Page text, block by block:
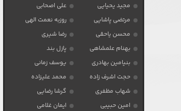
مجید یحیایی
علی اصحابی
مرتضی پاشایی
روزبه نعمت الهی
محسن یاحقی
رضا شیری
بهنام علمشاهی
پازل بند
بنیامین بهادری
یوسف زمانی
حجت اشرف زاده
محمد علیزاده
شهاب مظفری
گرشا رضایی
امین حبیبی
ایمان غلامی